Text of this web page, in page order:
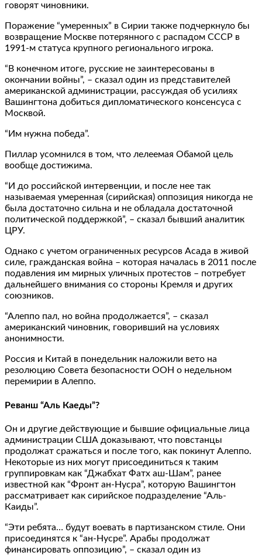
говорят чиновники.
Поражение “умеренных” в Сирии также подчеркнуло бы
возвращение Москве потерянного с распадом СССР в
1991-м статуса крупного регионального игрока.
“В конечном итоге, русские не заинтересованы в
окончании войны”, – сказал один из представителей
американской администрации, рассуждая об усилиях
Вашингтона добиться дипломатического консенсуса с
Москвой.
“Им нужна победа”.
Пиллар усомнился в том, что лелеемая Обамой цель
вообще достижима.
“И до российской интервенции, и после нее так
называемая умеренная (сирийская) оппозиция никогда не
была достаточно сильна и не обладала достаточной
политической поддержкой”, – сказал бывший аналитик
ЦРУ.
Однако с учетом ограниченных ресурсов Асада в живой
силе, гражданская война – которая началась в 2011 после
подавления им мирных уличных протестов – потребует
дальнейшего внимания со стороны Кремля и других
союзников.
“Алеппо пал, но война продолжается”, – сказал
американский чиновник, говоривший на условиях
анонимности.
Россия и Китай в понедельник наложили вето на
резолюцию Совета безопасности ООН о недельном
перемирии в Алеппо.
Реванш “Аль Каеды”?
Он и другие действующие и бывшие официальные лица
администрации США доказывают, что повстанцы
продолжат сражаться и после того, как покинут Алеппо.
Некоторые из них могут присоединиться к таким
группировкам как “Джабхат Фатх аш-Шам”, ранее
известной как “Фронт ан-Нусра”, которую Вашингтон
рассматривает как сирийское подразделение “Аль-
Каиды”.
“Эти ребята… будут воевать в партизанском стиле. Они
присоединятся к “ан-Нусре”. Арабы продолжат
финансировать оппозицию”, – сказал один из